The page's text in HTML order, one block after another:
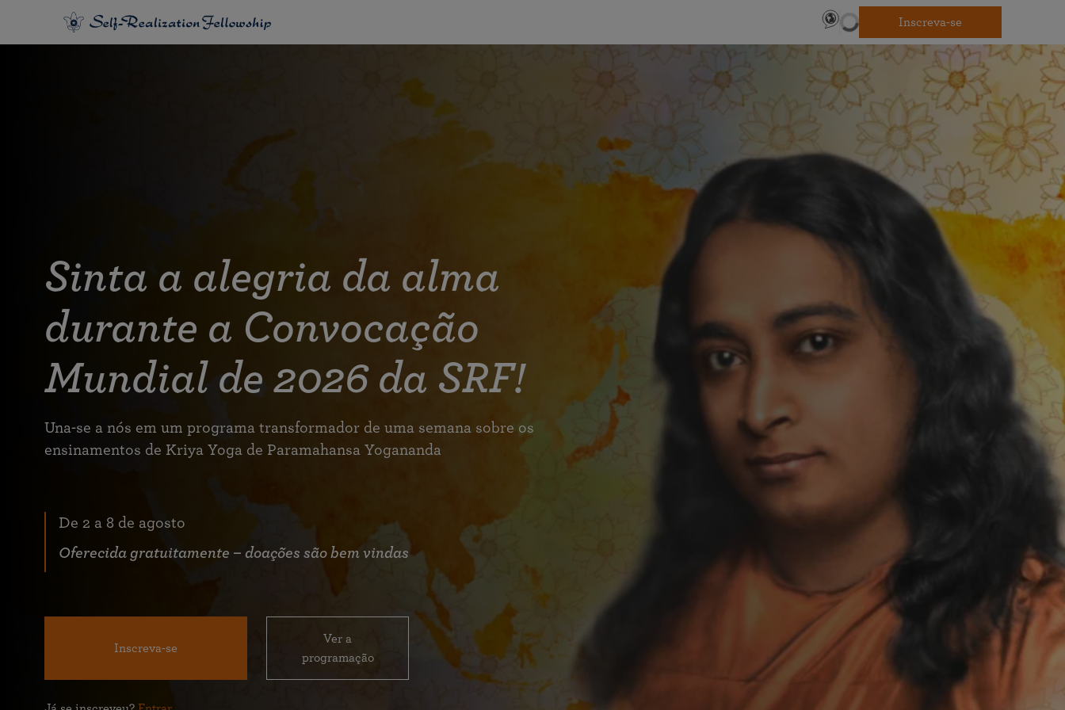
Inscreva-se
Sinta a alegria da alma
durante a Convocação
Mundial de 2026 da SRF!
Una-se a nós em um programa transformador de uma semana sobre os
ensinamentos de Kriya Yoga de Paramahansa Yogananda
De 2 a 8 de agosto
Oferecida gratuitamente – doações são bem vindas
Inscreva-se
Ver a
programação